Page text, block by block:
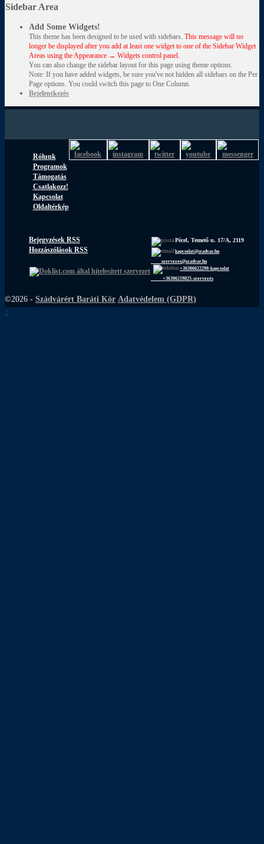
Sidebar Area
Add Some Widgets!
This theme has been designed to be used with sidebars. This message will no
longer be displayed after you add at least one widget to one of the Sidebar Widget
Areas using the Appearance → Widgets control panel.
You can also change the sidebar layout for this page using theme options.
Note: If you have added widgets, be sure you've not hidden all sidebars on the Per
Page options. You could switch this page to One Column.
Bejelentkezés
Rólunk
Programok
Támogatás
Csatlakozz!
Kapcsolat
Oldaltérkép
Bejegyzések RSS
Hozzászólások RSS
Pécel, Temető u. 17/A, 2119
kapcsolat@szadvar.hu
szervezes@szadvar.hu
+36306622290-kapcsolat
+36306219825-szervezés
©2026 - Szádvárért Baráti Kör Adatvédelem (GDPR)
↑